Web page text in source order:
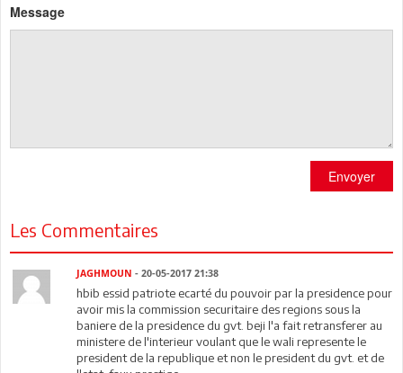
Message
Envoyer
Les Commentaires
JAGHMOUN - 20-05-2017 21:38
hbib essid patriote ecarté du pouvoir par la presidence pour
avoir mis la commission securitaire des regions sous la
baniere de la presidence du gvt. beji l'a fait retransferer au
ministere de l'interieur voulant que le wali represente le
president de la republique et non le president du gvt. et de